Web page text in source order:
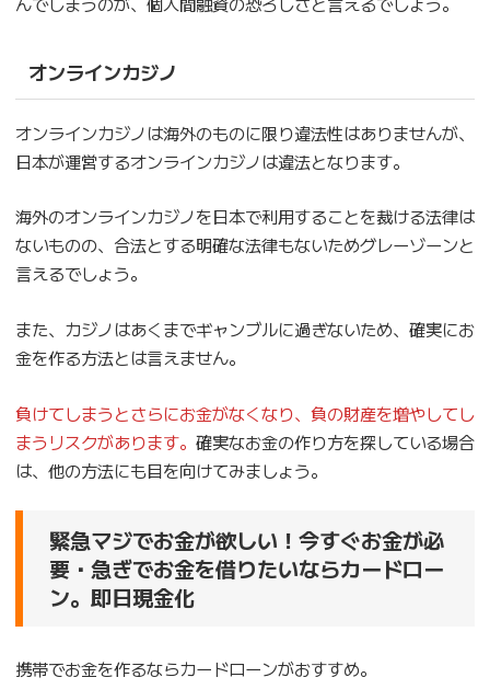
オンラインカジノ
オンラインカジノは海外のものに限り違法性はありませんが、
日本が運営するオンラインカジノは違法となります。
海外のオンラインカジノを日本で利用することを裁ける法律は
ないものの、合法とする明確な法律もないためグレーゾーンと
言えるでしょう。
また、カジノはあくまでギャンブルに過ぎないため、確実にお
金を作る方法とは言えません。
負けてしまうとさらにお金がなくなり、負の財産を増やしてし
まうリスクがあります。 確実なお金の作り方を探している場合
は、他の方法にも目を向けてみましょう。
緊急マジでお金が欲しい！今すぐお金が必
要・急ぎでお金を借りたいならカードロー
ン。即日現金化
携帯でお金を作るならカードローンがおすすめ。